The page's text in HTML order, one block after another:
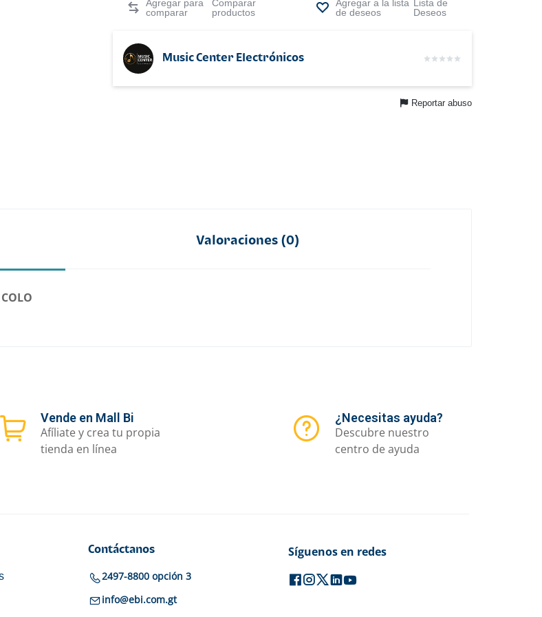
Comparar
productos
Lista de
Deseos
Music Center Electrónicos
Reportar abuso
Valoraciones (0)
Vende en Mall Bi
Afíliate y crea tu propia
tienda en línea
¿Necesitas ayuda?
Descubre nuestro
centro de ayuda
Contáctanos
2497-8800 opción 3
info@ebi.com.gt
Síguenos en redes